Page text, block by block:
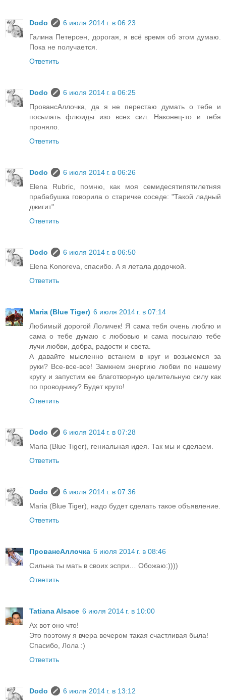
Dodo
6 июля 2014 г. в 06:23
Галина Петерсен, дорогая, я всё время об этом думаю.
Пока не получается.
Ответить
Dodo
6 июля 2014 г. в 06:25
ПровансАллочка, да я не перестаю думать о тебе и
посылать флюиды изо всех сил. Наконец-то и тебя
проняло.
Ответить
Dodo
6 июля 2014 г. в 06:26
Elena Rubric, помню, как моя семидесятипятилетняя
прабабушка говорила о старичке соседе: "Такой ладный
джигит".
Ответить
Dodo
6 июля 2014 г. в 06:50
Elena Konoreva, спасибо. А я летала додочкой.
Ответить
Maria (Blue Tiger) 6 июля 2014 г. в 07:14
Любимый дорогой Лоличек! Я сама тебя очень люблю и
сама о тебе думаю с любовью и сама посылаю тебе
лучи любви, добра, радости и света.
А давайте мысленно встанем в круг и возьмемся за
руки? Все-все-все! Замкнем энергию любви по нашему
кругу и запустим ее благотворную целительную силу как
по проводнику? Будет круто!
Ответить
Dodo
6 июля 2014 г. в 07:28
Maria (Blue Tiger), гениальная идея. Так мы и сделаем.
Ответить
Dodo
6 июля 2014 г. в 07:36
Maria (Blue Tiger), надо будет сделать такое объявление.
Ответить
ПровансАллочка 6 июля 2014 г. в 08:46
Сильна ты мать в своих эспри… Обожаю:))))
Ответить
Tatiana Alsace 6 июля 2014 г. в 10:00
Ах вот оно что!
Это поэтому я вчера вечером такая счастливая была!
Спасибо, Лола :)
Ответить
Dodo
6 июля 2014 г. в 13:12